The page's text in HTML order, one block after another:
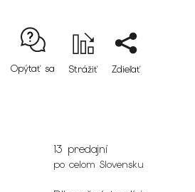
Opýtať sa Strážiť Zdieľať
13 predajní
po celom Slovensku